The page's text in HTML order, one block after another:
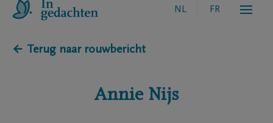
NL FR
← Terug naar rouwbericht
Annie Nijs